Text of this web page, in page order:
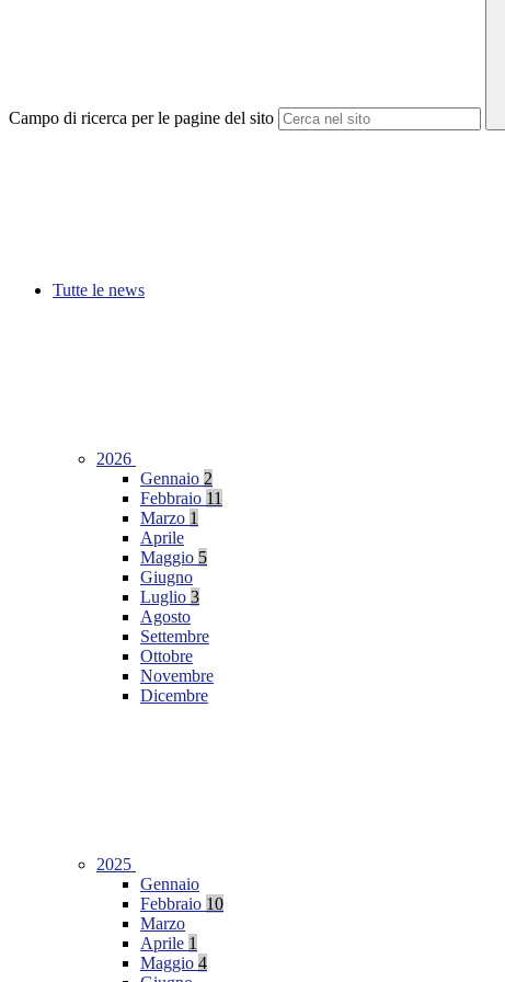
Campo di ricerca per le pagine del sito
Tutte le news
2026
Gennaio 2
Febbraio 11
Marzo 1
Aprile
Maggio 5
Giugno
Luglio 3
Agosto
Settembre
Ottobre
Novembre
Dicembre
2025
Gennaio
Febbraio 10
Marzo
Aprile 1
Maggio 4